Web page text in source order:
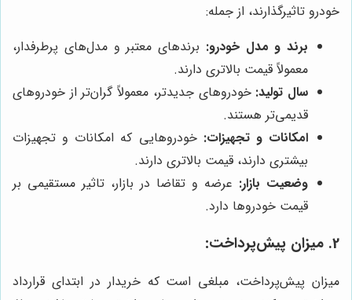
خودرو تاثیرگذارند، از جمله:
برند و مدل خودرو: برندهای معتبر و مدل‌های پرطرفدار،
معمولاً قیمت بالاتری دارند.
سال تولید: خودروهای جدیدتر، معمولاً گران‌تر از خودروهای
قدیمی‌تر هستند.
امکانات و تجهیزات: خودروهایی که امکانات و تجهیزات
بیشتری دارند، قیمت بالاتری دارند.
وضعیت بازار: عرضه و تقاضا در بازار، تاثیر مستقیمی بر
قیمت خودروها دارد.
2. میزان پیش‌پرداخت:
میزان پیش‌پرداخت، مبلغی است که خریدار در ابتدای قرارداد